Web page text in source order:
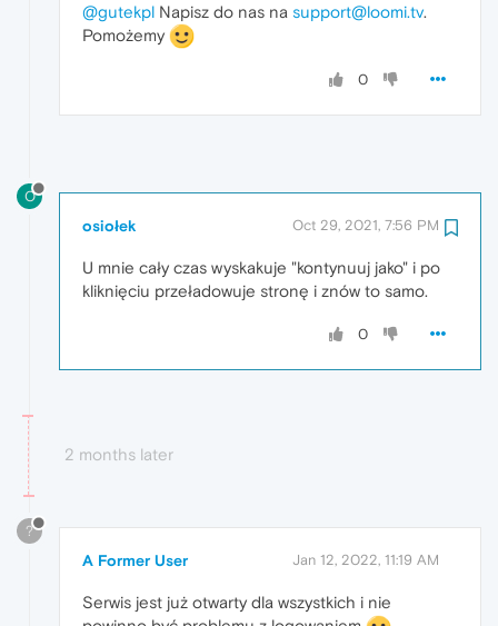
@gutekpl Napisz do nas na support@loomi.tv.
Pomożemy
0
O
osiołek Oct 29, 2021, 7:56 PM
U mnie cały czas wyskakuje "kontynuuj jako" i po
kliknięciu przeładowuje stronę i znów to samo.
0
2 months later
?
A Former User Jan 12, 2022, 11:19 AM
Serwis jest już otwarty dla wszystkich i nie